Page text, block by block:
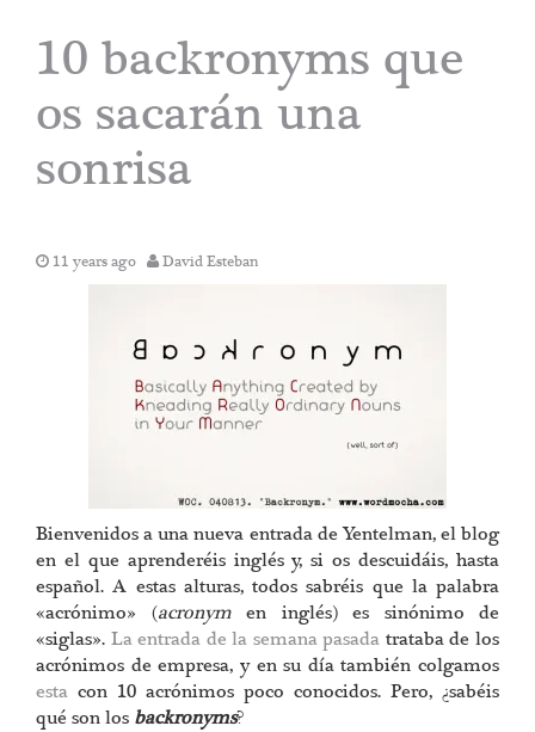
10 backronyms que
os sacarán una
sonrisa
11 years ago David Esteban
Bienvenidos a una nueva entrada de Yentelman, el blog
en el que aprenderéis inglés y, si os descuidáis, hasta
español. A estas alturas, todos sabréis que la palabra
«acrónimo» (acronymen inglés) es sinónimo de
«siglas». La entrada de la semana pasada trataba de los
acrónimos de empresa, y en su día también colgamos
esta con 10 acrónimos poco conocidos. Pero, ¿sabéis
qué son los backronyms?